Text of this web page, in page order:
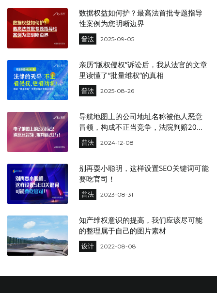
数据权益如何护？最高法首批专题指导
性案例为您明晰边界
普法 2025-09-05
亲历“版权侵权”诉讼后，我从法官的文章
里读懂了“批量维权”的真相
普法 2025-08-26
导航地图上的公司地址名称被他人恶意
冒领，构成不正当竞争，法院判赔20
万！
普法 2024-12-08
别再耍小聪明，这样设置SEO关键词可能
要吃官司！
普法 2023-08-31
知产维权意识的提高，我们应该尽可能
的整理属于自己的图片素材
设计 2022-08-08